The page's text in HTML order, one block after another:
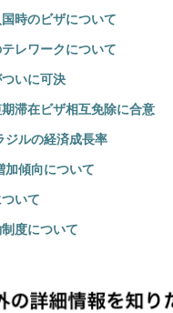
時のビザについて
レワークについて
いに可決
期滞在ビザ相互免除に合意
ジルの経済成長率
加傾向について
いて
度について